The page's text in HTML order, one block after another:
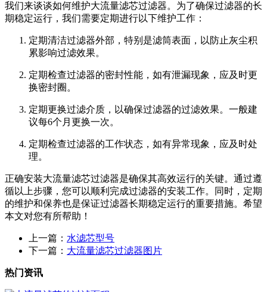
我们来谈谈如何维护大流量滤芯过滤器。为了确保过滤器的长
期稳定运行，我们需要定期进行以下维护工作：
定期清洁过滤器外部，特别是滤筒表面，以防止灰尘积
累影响过滤效果。
定期检查过滤器的密封性能，如有泄漏现象，应及时更
换密封圈。
定期更换过滤介质，以确保过滤器的过滤效果。一般建
议每6个月更换一次。
定期检查过滤器的工作状态，如有异常现象，应及时处
理。
正确安装大流量滤芯过滤器是确保其高效运行的关键。通过遵
循以上步骤，您可以顺利完成过滤器的安装工作。同时，定期
的维护和保养也是保证过滤器长期稳定运行的重要措施。希望
本文对您有所帮助！
上一篇： 水滤芯型号
下一篇： 大流量滤芯过滤器图片
热门资讯